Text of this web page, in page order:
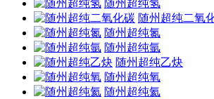
随州超纯氢
随州超纯二氧
随州超纯氮
随州超纯氩
随州超纯乙炔
随州超纯氧
随州超纯氦